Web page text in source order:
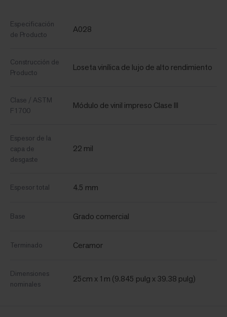
Especificación
de Producto
A028
Construcción de
Producto
Loseta vinílica de lujo de alto rendimiento
Clase / ASTM
F1700
Módulo de vinil impreso Clase III
Espesor de la
capa de
desgaste
22 mil
Espesor total 4.5 mm
Base Grado comercial
Terminado Ceramor
Dimensiones
nominales
25cm x 1m (9.845 pulg x 39.38 pulg)